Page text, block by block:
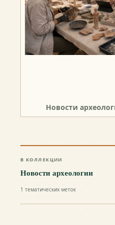
Новости
В КОЛЛЕКЦИИ
Новости археологии
1 тематических меток